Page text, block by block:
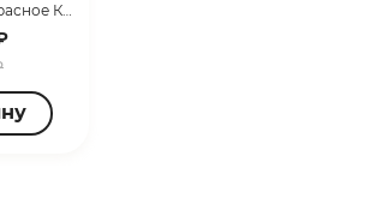
Кольцо Золото красное К3462-120